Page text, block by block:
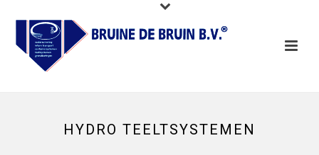
HYDRO TEELTSYSTEMEN